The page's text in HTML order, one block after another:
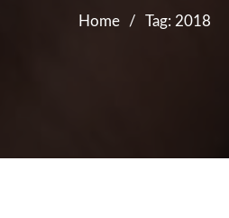
Home Tag: 2018